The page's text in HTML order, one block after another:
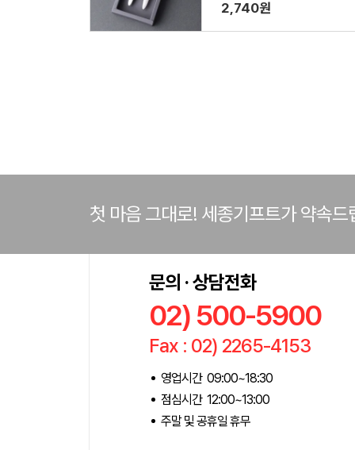
2,740원
첫 마음 그대로! 세종기프트가 약속드
문의 · 상담전화
02) 500-5900
Fax : 02) 2265-4153
영업시간 09:00~18:30
점심시간 12:00~13:00
주말 및 공휴일 휴무